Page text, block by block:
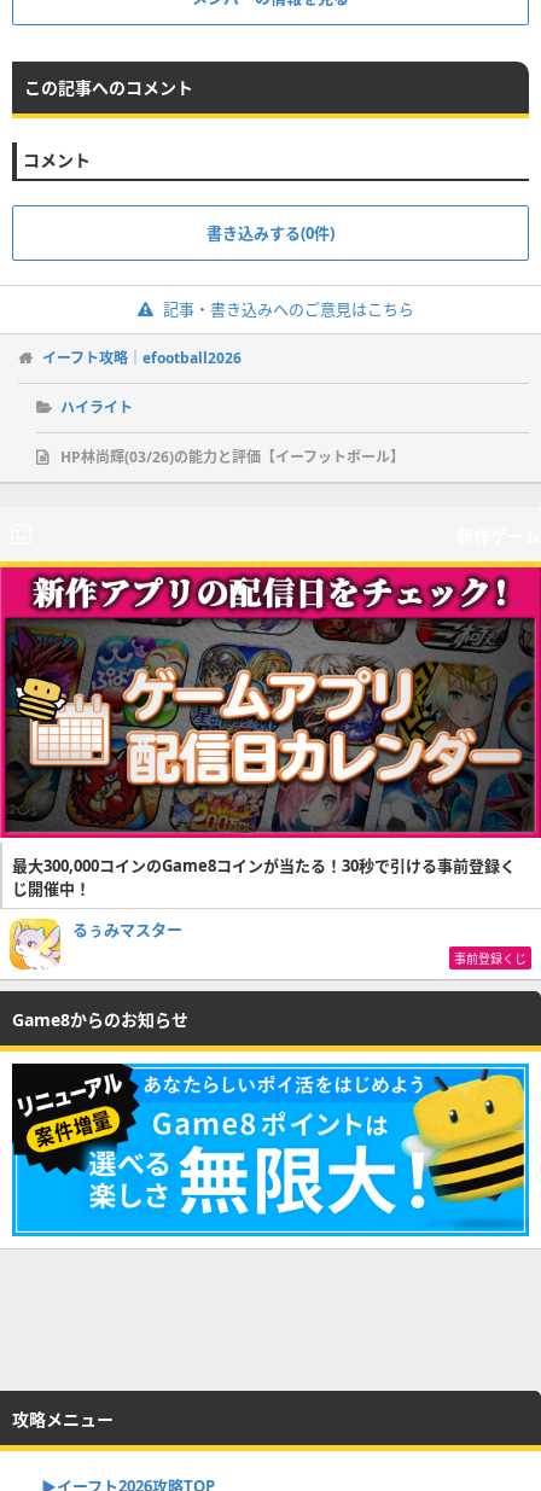
この記事へのコメント
コメント
書き込みする(0件)
記事・書き込みへのご意見はこちら
イーフト攻略｜efootball2026
ハイライト
HP林尚輝(03/26)の能力と評価【イーフットボール】
最大300,000コインのGame8コインが当たる！30秒で引ける事前登録く
じ開催中！
るぅみマスター
事前登録くじ
Game8からのお知らせ
攻略メニュー
▶イーフト2026攻略TOP